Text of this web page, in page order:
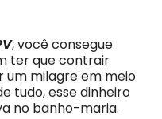
, você consegue
ter que contrair
um milagre em meio
tudo, esse dinheiro
no banho-maria.